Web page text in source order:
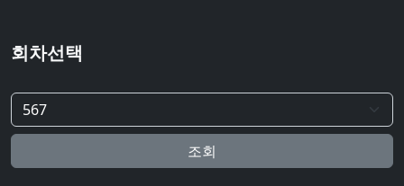
회차선택
조회